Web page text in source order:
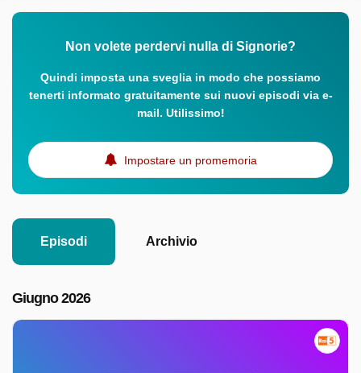
Non volete perdervi nulla di Signorie?
Quindi imposta una sveglia in modo che possiamo
tenerti informato gratuitamente sui nuovi episodi via e-
mail. Utilissimo!
Impostare un promemoria
Episodi Archivio
Giugno 2026